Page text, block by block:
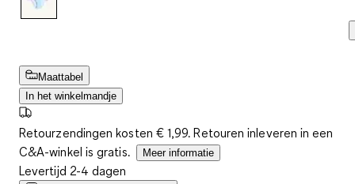
Maattabel
In het winkelmandje
Retourzendingen kosten € 1,99. Retouren inleveren in een
C&A-winkel is gratis.
Meer informatie
Levertijd 2-4 dagen